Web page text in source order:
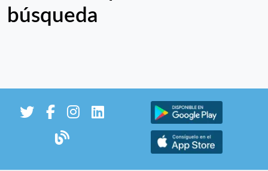
búsqueda